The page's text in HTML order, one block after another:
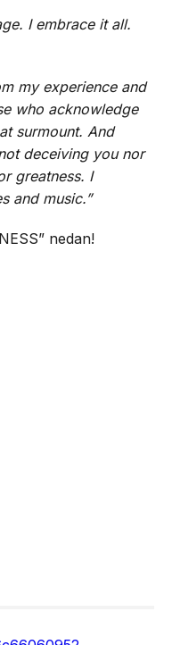
I embrace it all.
my experience and
who acknowledge
surmount. And
deceiving you nor
greatness. I
and music.”
nedan!